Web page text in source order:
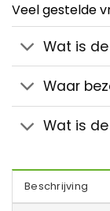
Veel gestelde
Wat is
Waar
Wat is
Beschrijving